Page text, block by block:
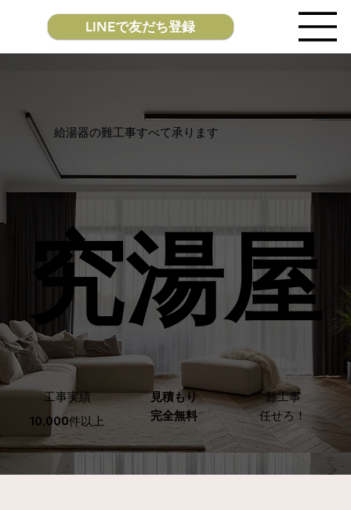
LINEで友だち登録
​給湯器の難工事すべて承ります
究湯屋
究湯屋
10,000件以上
​工事実績
完全無料
見積もり
任せろ！
​難工事